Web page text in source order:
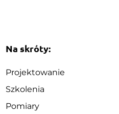
Na skróty:
Projektowanie
Szkolenia
Pomiary